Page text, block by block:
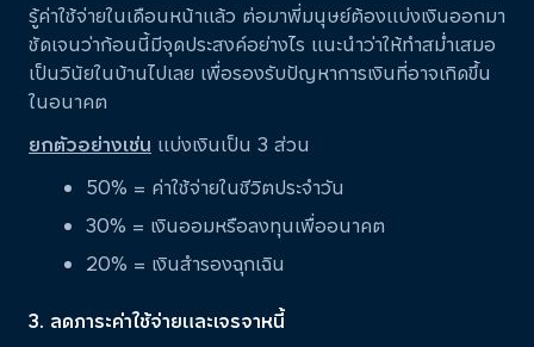
รู้ค่าใช้จ่ายในเดือนหน้าแล้ว ต่อมาพี่มนุษย์ต้องแบ่งเงินออกมา
ชัดเจนว่าก้อนนี้มีจุดประสงค์อย่างไร แนะนำว่าให้ทำสม่ำเสมอ
เป็นวินัยในบ้านไปเลย เพื่อรองรับปัญหาการเงินที่อาจเกิดขึ้น
ในอนาคต
ยกตัวอย่างเช่น แบ่งเงินเป็น 3 ส่วน
50% = ค่าใช้จ่ายในชีวิตประจำวัน
30% = เงินออมหรือลงทุนเพื่ออนาคต
20% = เงินสำรองฉุกเฉิน
3. ลดภาระค่าใช้จ่ายและเจรจาหนี้